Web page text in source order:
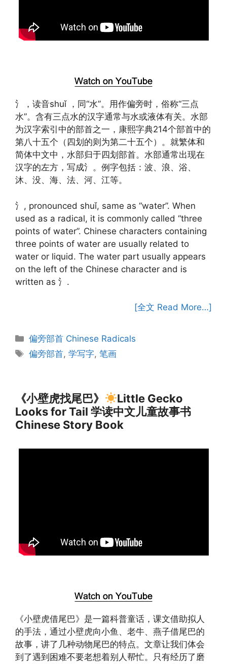
氵，读音shuǐ ，同“水”。用作偏旁时，俗称“三点
水”。含有三点水的汉字通常与水或液体有关。水部
为汉字索引中的部首之一，康熙字典214个部首中的
第八十五个（四划的则为第二十五个）。就繁体和
简体中文中，水部归于四划部首。水部通常出现在
汉字的左方，写成氵。例字包括：波、浪、浴、
沐、没、海、法、河、江等。
氵, pronounced shuǐ, same as “water”. When
used as a radical, it is commonly called “three
points of water”. Chinese characters containing
three points of water are usually related to
water or liquid. The water part usually appears
on the left of the Chinese character and is
written as 氵.
[全文 Read More…]
Categories
偏旁部首 Chinese Radicals
Tags
偏旁部首,学写字,笔画
《小壁虎找尾巴》
Little Gecko
Looks for Tail 学读中文儿童故事书
Chinese Story Book
《小壁虎借尾巴》是一篇科普童话，课文借助拟人
的手法，通过小壁虎向小鱼、老牛、燕子借尾巴的
故事，讲了几种动物尾巴的特点。文章让我们体会
到了遇到困难不要老想着别人帮忙。只有经历了磨